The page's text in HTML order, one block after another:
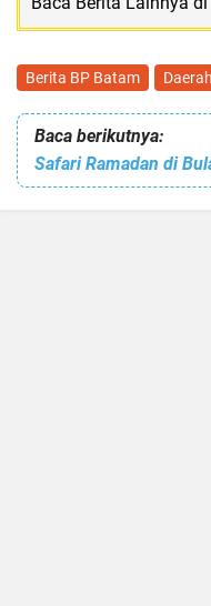
Berita BP Batam Daerah
Baca berikutnya: